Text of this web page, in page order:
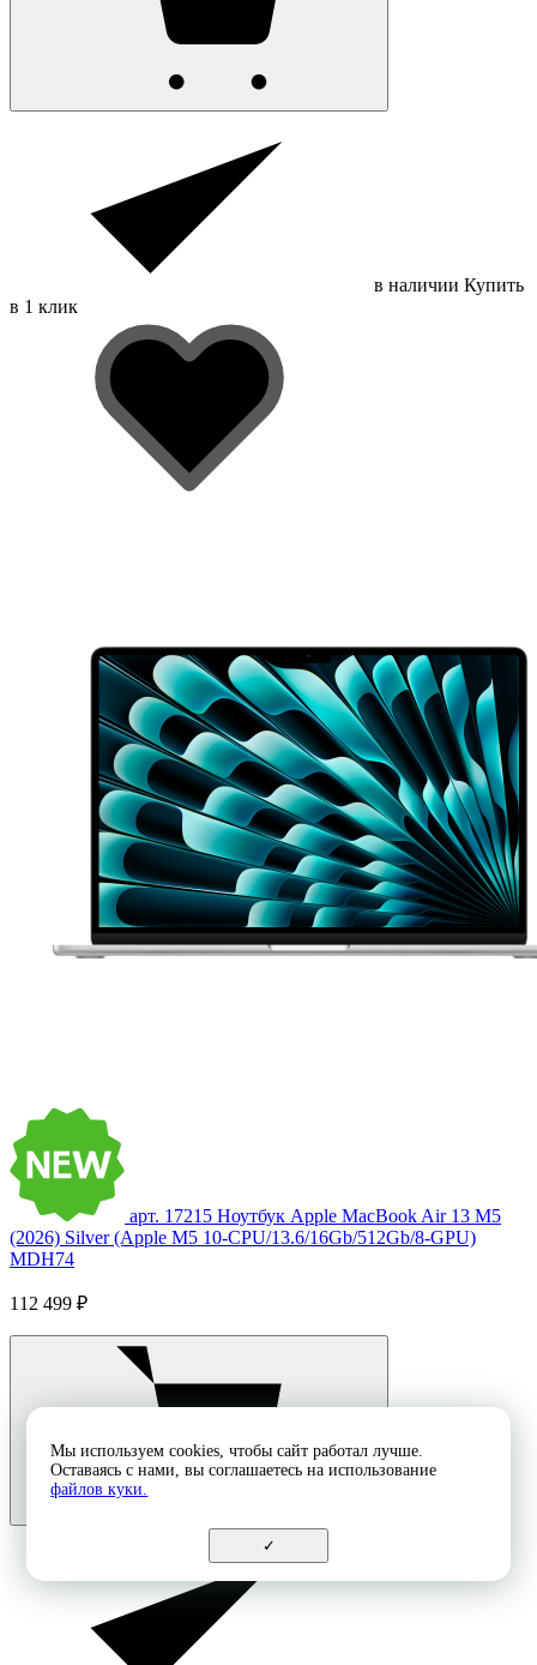
в наличии Купить
в 1 клик
арт. 17215 Ноутбук Apple MacBook Air 13 M5
(2026) Silver (Apple M5 10-CPU/13.6/16Gb/512Gb/8-GPU)
MDH74
112 499 ₽
Мы используем cookies, чтобы сайт работал лучше.
Оставаясь с нами, вы соглашаетесь на использование
файлов куки.
✓